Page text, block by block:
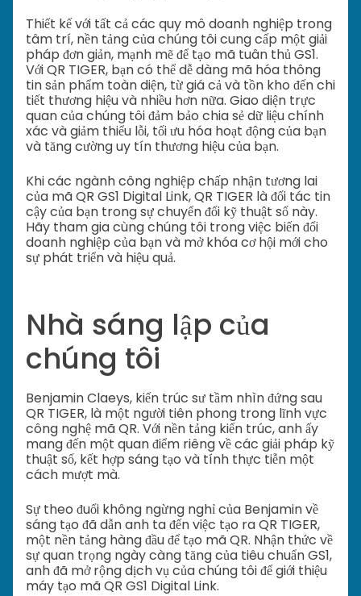
Thiết kế với tất cả các quy mô doanh nghiệp trong
tâm trí, nền tảng của chúng tôi cung cấp một giải
pháp đơn giản, mạnh mẽ để tạo mã tuân thủ GS1.
Với QR TIGER, bạn có thể dễ dàng mã hóa thông
tin sản phẩm toàn diện, từ giá cả và tồn kho đến chi
tiết thương hiệu và nhiều hơn nữa. Giao diện trực
quan của chúng tôi đảm bảo chia sẻ dữ liệu chính
xác và giảm thiểu lỗi, tối ưu hóa hoạt động của bạn
và tăng cường uy tín thương hiệu của bạn.
Khi các ngành công nghiệp chấp nhận tương lai
của mã QR GS1 Digital Link, QR TIGER là đối tác tin
cậy của bạn trong sự chuyển đổi kỹ thuật số này.
Hãy tham gia cùng chúng tôi trong việc biến đổi
doanh nghiệp của bạn và mở khóa cơ hội mới cho
sự phát triển và hiệu quả.
Nhà sáng lập của
chúng tôi
Benjamin Claeys, kiến ​​trúc sư tầm nhìn đứng sau
QR TIGER, là một người tiên phong trong lĩnh vực
công nghệ mã QR. Với nền tảng kiến trúc, anh ấy
mang đến một quan điểm riêng về các giải pháp kỹ
thuật số, kết hợp sáng tạo và tính thực tiễn một
cách mượt mà.
Sự theo đuổi không ngừng nghỉ của Benjamin về
sáng tạo đã dẫn anh ta đến việc tạo ra QR TIGER,
một nền tảng hàng đầu để tạo mã QR. Nhận thức về
sự quan trọng ngày càng tăng của tiêu chuẩn GS1,
anh đã mở rộng dịch vụ của chúng tôi để giới thiệu
máy tạo mã QR GS1 Digital Link.